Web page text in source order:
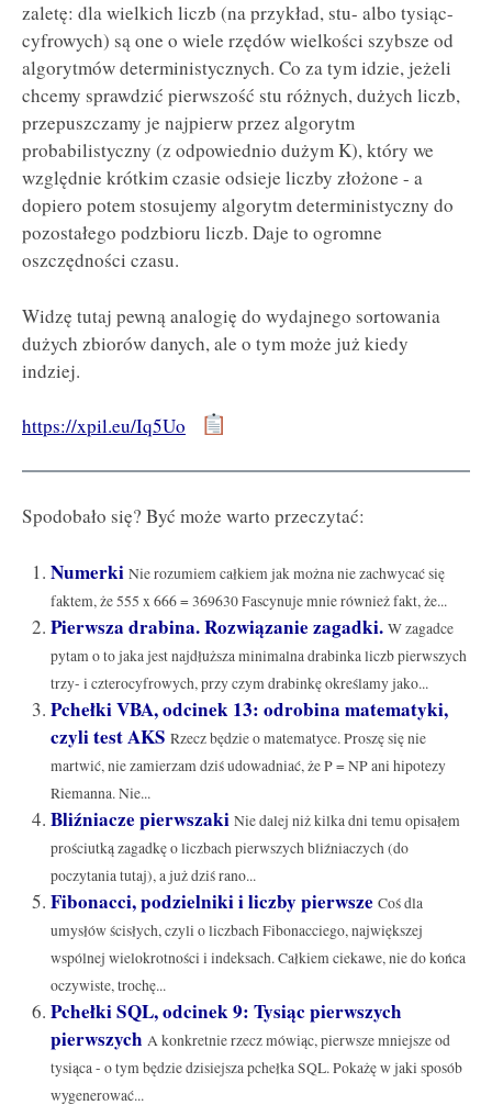
zaletę: dla wielkich liczb (na przykład, stu- albo tysiąc-
cyfrowych) są one o wiele rzędów wielkości szybsze od
algorytmów deterministycznych. Co za tym idzie, jeżeli
chcemy sprawdzić pierwszość stu różnych, dużych liczb,
przepuszczamy je najpierw przez algorytm
probabilistyczny (z odpowiednio dużym K), który we
względnie krótkim czasie odsieje liczby złożone - a
dopiero potem stosujemy algorytm deterministyczny do
pozostałego podzbioru liczb. Daje to ogromne
oszczędności czasu.
Widzę tutaj pewną analogię do wydajnego sortowania
dużych zbiorów danych, ale o tym może już kiedy
indziej.
https://xpil.eu/Iq5Uo
Spodobało się? Być może warto przeczytać:
Numerki Nie rozumiem całkiem jak można nie zachwycać się
faktem, że 555 x 666 = 369630 Fascynuje mnie również fakt, że...
Pierwsza drabina. Rozwiązanie zagadki. W zagadce
pytam o to jaka jest najdłuższa minimalna drabinka liczb pierwszych
trzy- i czterocyfrowych, przy czym drabinkę określamy jako...
Pchełki VBA, odcinek 13: odrobina matematyki,
czyli test AKS Rzecz będzie o matematyce. Proszę się nie
martwić, nie zamierzam dziś udowadniać, że P = NP ani hipotezy
Riemanna. Nie...
Bliźniacze pierwszaki Nie dalej niż kilka dni temu opisałem
prościutką zagadkę o liczbach pierwszych bliźniaczych (do
poczytania tutaj), a już dziś rano...
Fibonacci, podzielniki i liczby pierwsze Coś dla
umysłów ścisłych, czyli o liczbach Fibonacciego, największej
wspólnej wielokrotności i indeksach. Całkiem ciekawe, nie do końca
oczywiste, trochę...
Pchełki SQL, odcinek 9: Tysiąc pierwszych
pierwszych A konkretnie rzecz mówiąc, pierwsze mniejsze od
tysiąca - o tym będzie dzisiejsza pchełka SQL. Pokażę w jaki sposób
wygenerować...